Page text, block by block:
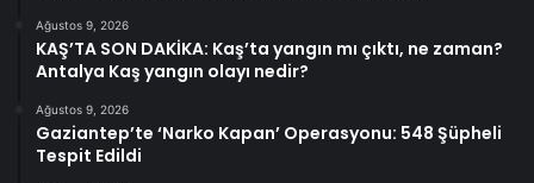
Ağustos 9, 2026
KAŞ’TA SON DAKİKA: Kaş’ta yangın mı çıktı, ne zaman?
Antalya Kaş yangın olayı nedir?
Ağustos 9, 2026
Gaziantep’te ‘Narko Kapan’ Operasyonu: 548 Şüpheli
Tespit Edildi